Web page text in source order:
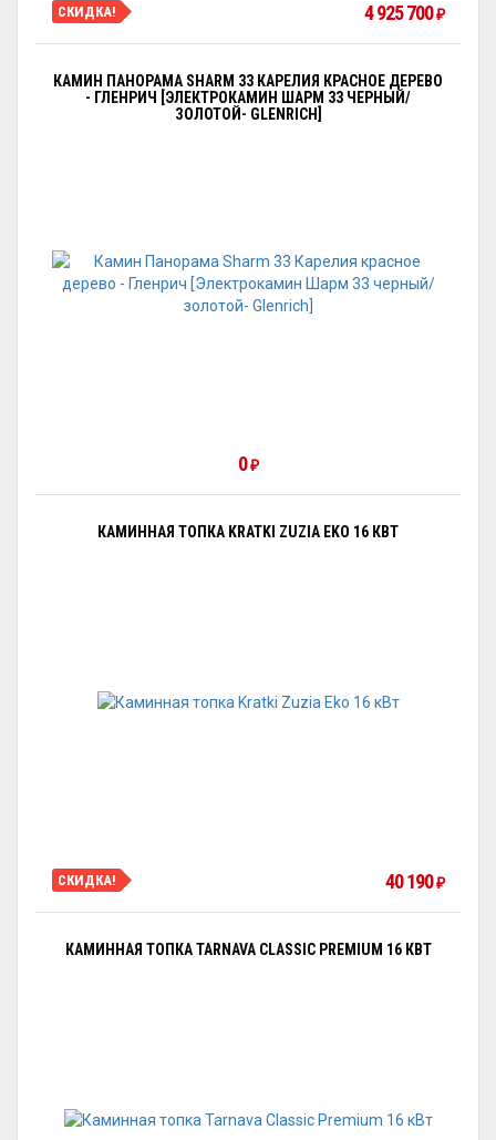
СКИДКА! 4 925 700₽
КАМИН ПАНОРАМА SHARM 33 КАРЕЛИЯ КРАСНОЕ ДЕРЕВО
- ГЛЕНРИЧ [ЭЛЕКТРОКАМИН ШАРМ 33 ЧЕРНЫЙ/
ЗОЛОТОЙ- GLENRICH]
0₽
КАМИННАЯ ТОПКА KRATKI ZUZIA EKO 16 КВТ
СКИДКА! 40 190₽
КАМИННАЯ ТОПКА TARNAVA CLASSIC PREMIUM 16 КВТ